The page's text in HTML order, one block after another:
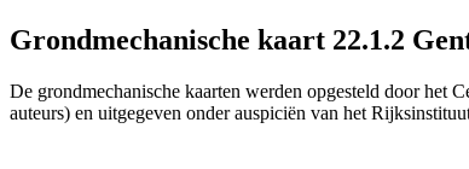
Grondmechanische kaart 22.1.2
De grondmechanische kaarten werden opgesteld door het
auteurs) en uitgegeven onder auspiciën van het